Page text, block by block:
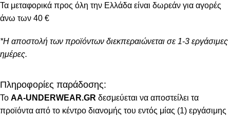
Τα μεταφορικά προς όλη την Ελλάδα είναι δωρεάν για αγορές
άνω των 40 €
*Η αποστολή των προϊόντων διεκπεραιώνεται σε 1-3 εργάσιμες
ημέρες.
Πληροφορίες παράδοσης:
To AA-UNDERWEAR.GR δεσμεύεται να αποστείλει τα
προϊόντα από το κέντρο διανομής του εντός μίας (1) εργάσιμης